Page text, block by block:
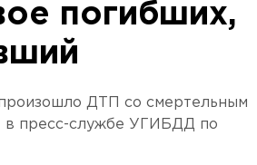
погибших,
ДТП со смертельным
в пресс-службе УГИБДД по